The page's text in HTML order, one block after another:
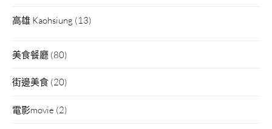
高雄 Kaohsiung (13)
美食餐廳 (80)
街邊美食 (20)
電影movie (2)